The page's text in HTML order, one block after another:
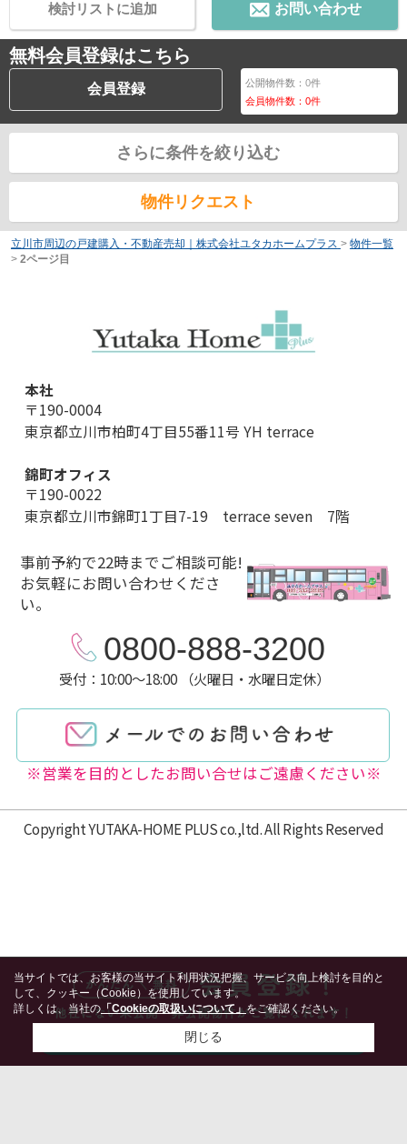
お問い合わせ
検討リストに追加
無料会員登録はこちら
会員登録 公開物件数：0件
会員物件数：0件
さらに条件を絞り込む
物件リクエスト
立川市周辺の戸建購入・不動産売却｜株式会社ユタカホームプラス > 物件一覧
> 2ページ目
本社
〒190-0004
東京都立川市柏町4丁目55番11号 YH terrace
錦町オフィス
〒190-0022
東京都立川市錦町1丁目7-19 terrace seven 7階
事前予約で22時までご相談可能!
お気軽にお問い合わせくださ
い。
0800-888-3200
受付：10:00～18:00 （火曜日・水曜日定休）
※営業を目的としたお問い合せはご遠慮ください※
Copyright YUTAKA-HOME PLUS co.,ltd. All Rights Reserved
当サイトでは、お客様の当サイト利用状況把握、サービス向上検討を目的と
して、クッキー（Cookie）を使用しています。
詳しくは、当社の「Cookieの取扱いについて」をご確認ください。
閉じる